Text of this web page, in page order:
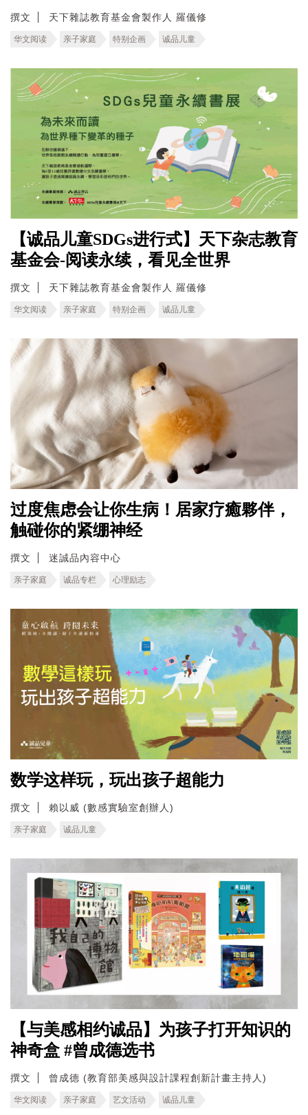
撰文 天下雜誌教育基金會製作人 羅儀修
华文阅读 亲子家庭 特别企画 诚品儿童
【诚品儿童SDGs进行式】天下杂志教育
基金会-阅读永续，看见全世界
撰文 天下雜誌教育基金會製作人 羅儀修
华文阅读 亲子家庭 特别企画 诚品儿童
过度焦虑会让你生病！居家疗癒夥伴，
触碰你的紧绷神经
撰文 迷誠品內容中心
亲子家庭 诚品专栏 心理励志
数学这样玩，玩出孩子超能力
撰文 賴以威 (數感實驗室創辦人)
亲子家庭 诚品儿童
【与美感相约诚品】为孩子打开知识的
神奇盒 #曾成德选书
撰文 曾成德 (教育部美感與設計課程創新計畫主持人)
华文阅读 亲子家庭 艺文活动 诚品儿童